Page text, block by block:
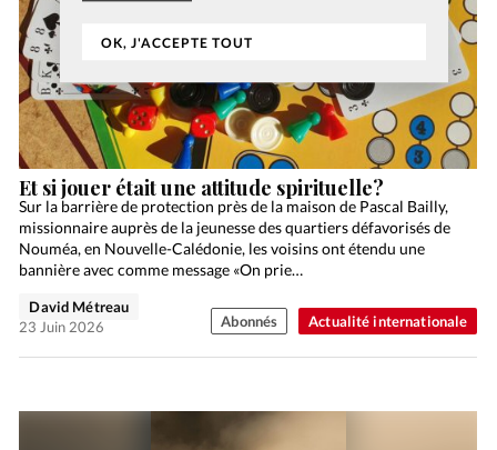
OK, J'ACCEPTE TOUT
Actualité internationale
Et si jouer était une attitude spirituelle?
Sur la barrière de protection près de la maison de Pascal Bailly,
missionnaire auprès de la jeunesse des quartiers défavorisés de
Nouméa, en Nouvelle-Calédonie, les voisins ont étendu une
bannière avec comme message «On prie…
David Métreau
23 Juin 2026
Abonnés